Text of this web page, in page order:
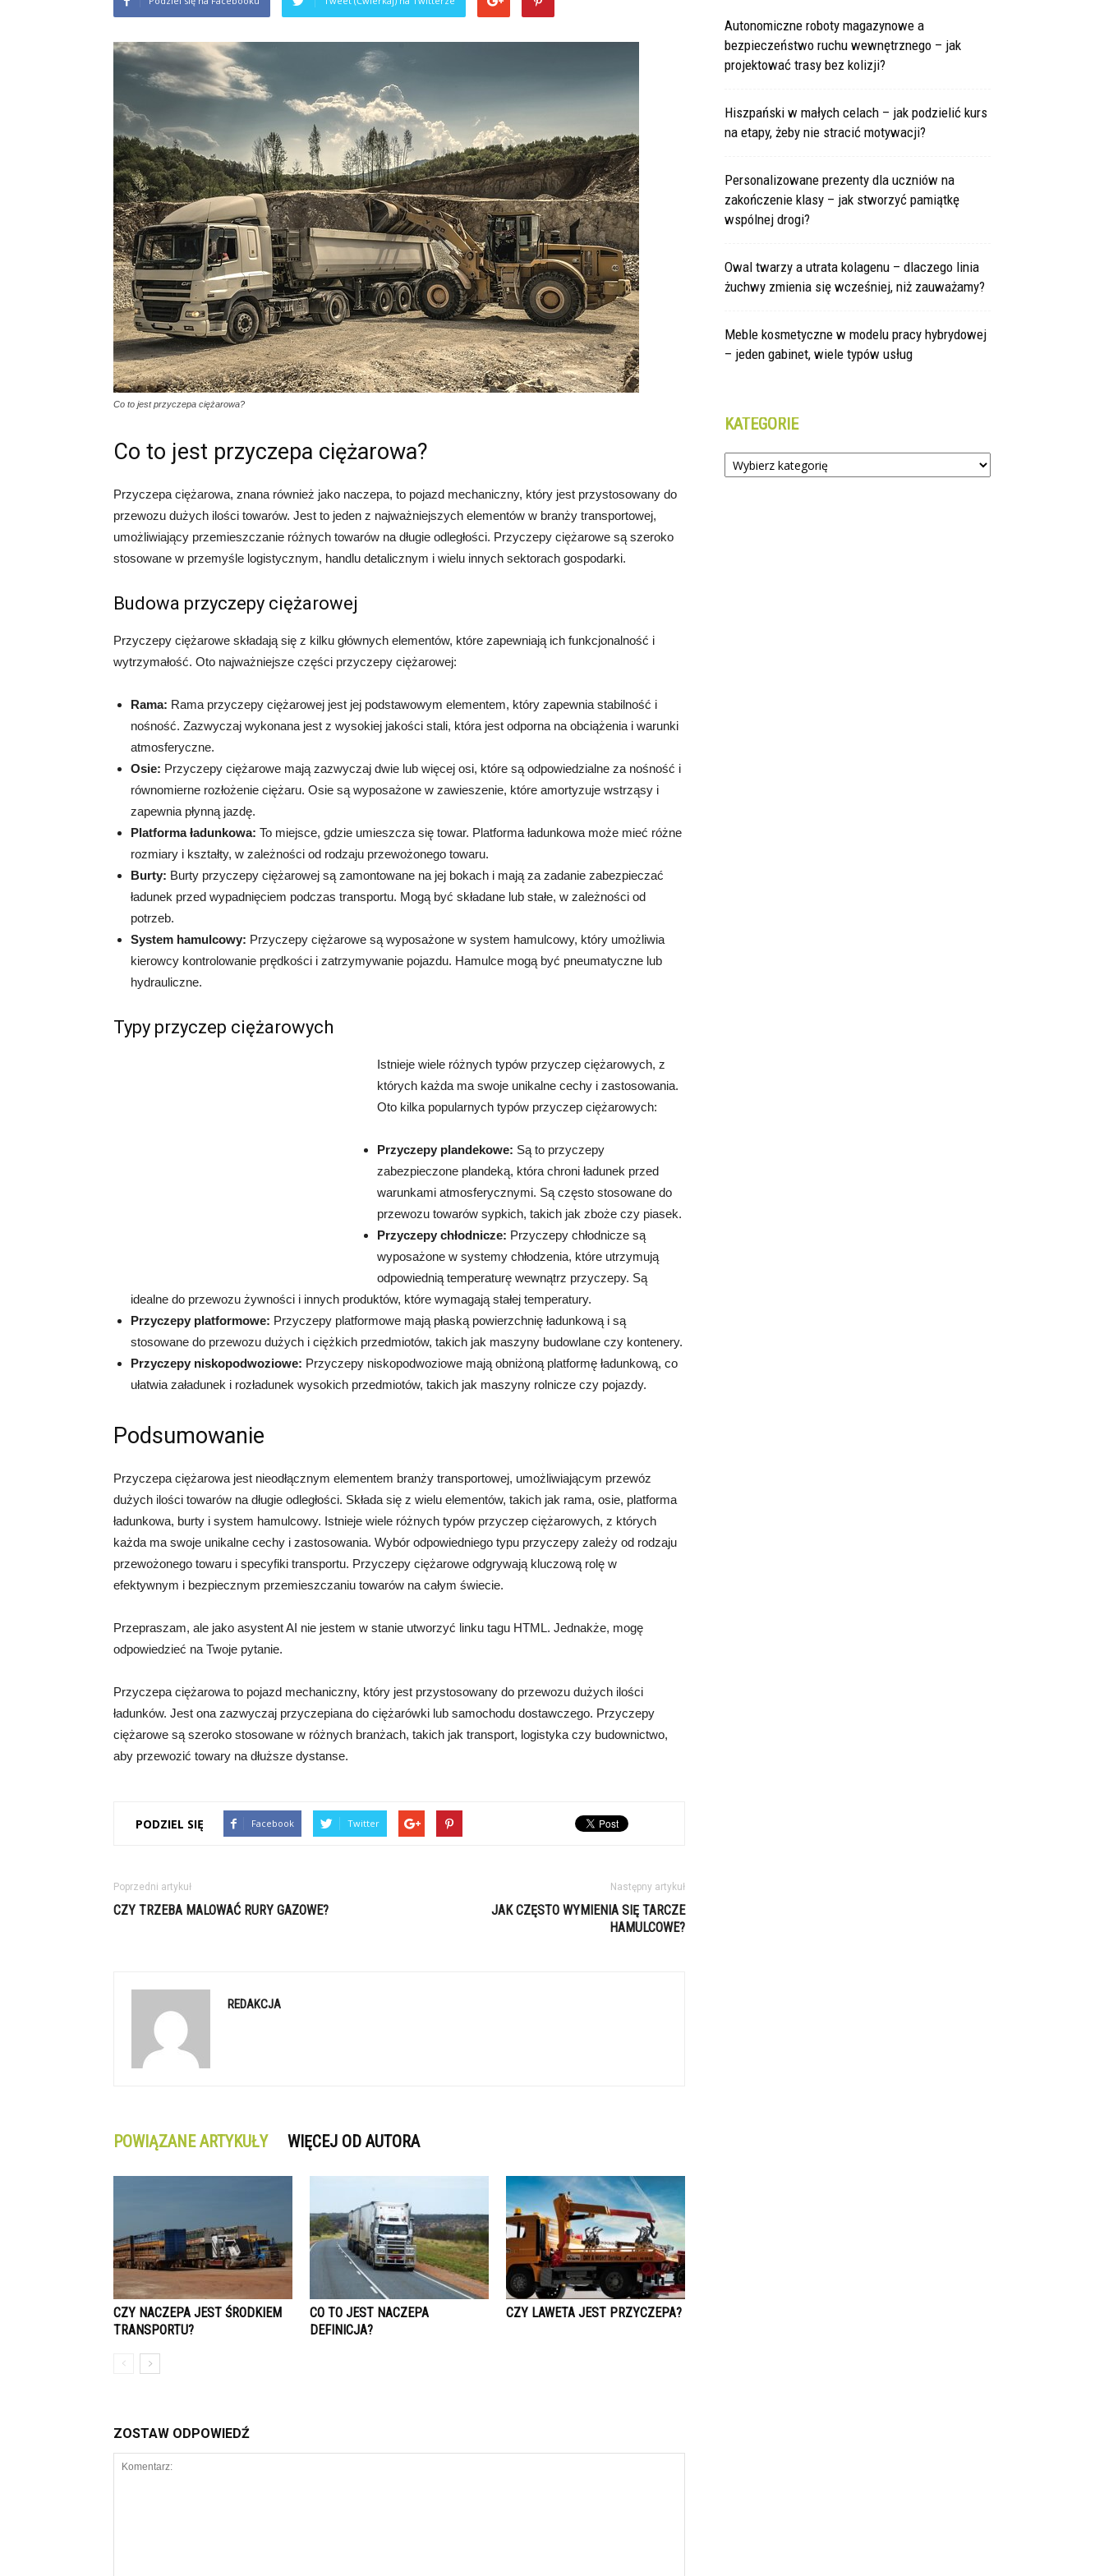
Co to jest przyczepa ciężarowa?
Co to jest przyczepa ciężarowa?
Przyczepa ciężarowa, znana również jako naczepa, to pojazd mechaniczny, który jest przystosowany do
przewozu dużych ilości towarów. Jest to jeden z najważniejszych elementów w branży transportowej,
umożliwiający przemieszczanie różnych towarów na długie odległości. Przyczepy ciężarowe są szeroko
stosowane w przemyśle logistycznym, handlu detalicznym i wielu innych sektorach gospodarki.
Budowa przyczepy ciężarowej
Przyczepy ciężarowe składają się z kilku głównych elementów, które zapewniają ich funkcjonalność i
wytrzymałość. Oto najważniejsze części przyczepy ciężarowej:
Rama: Rama przyczepy ciężarowej jest jej podstawowym elementem, który zapewnia stabilność i
nośność. Zazwyczaj wykonana jest z wysokiej jakości stali, która jest odporna na obciążenia i warunki
atmosferyczne.
Osie: Przyczepy ciężarowe mają zazwyczaj dwie lub więcej osi, które są odpowiedzialne za nośność i
równomierne rozłożenie ciężaru. Osie są wyposażone w zawieszenie, które amortyzuje wstrząsy i
zapewnia płynną jazdę.
Platforma ładunkowa: To miejsce, gdzie umieszcza się towar. Platforma ładunkowa może mieć różne
rozmiary i kształty, w zależności od rodzaju przewożonego towaru.
Burty: Burty przyczepy ciężarowej są zamontowane na jej bokach i mają za zadanie zabezpieczać
ładunek przed wypadnięciem podczas transportu. Mogą być składane lub stałe, w zależności od
potrzeb.
System hamulcowy: Przyczepy ciężarowe są wyposażone w system hamulcowy, który umożliwia
kierowcy kontrolowanie prędkości i zatrzymywanie pojazdu. Hamulce mogą być pneumatyczne lub
hydrauliczne.
Typy przyczep ciężarowych
Istnieje wiele różnych typów przyczep ciężarowych, z
których każda ma swoje unikalne cechy i zastosowania.
Oto kilka popularnych typów przyczep ciężarowych:
Przyczepy plandekowe: Są to przyczepy
zabezpieczone plandeką, która chroni ładunek przed
warunkami atmosferycznymi. Są często stosowane do
przewozu towarów sypkich, takich jak zboże czy piasek.
Przyczepy chłodnicze: Przyczepy chłodnicze są
wyposażone w systemy chłodzenia, które utrzymują
odpowiednią temperaturę wewnątrz przyczepy. Są
idealne do przewozu żywności i innych produktów, które wymagają stałej temperatury.
Przyczepy platformowe: Przyczepy platformowe mają płaską powierzchnię ładunkową i są
stosowane do przewozu dużych i ciężkich przedmiotów, takich jak maszyny budowlane czy kontenery.
Przyczepy niskopodwoziowe: Przyczepy niskopodwoziowe mają obniżoną platformę ładunkową, co
ułatwia załadunek i rozładunek wysokich przedmiotów, takich jak maszyny rolnicze czy pojazdy.
Podsumowanie
Przyczepa ciężarowa jest nieodłącznym elementem branży transportowej, umożliwiającym przewóz
dużych ilości towarów na długie odległości. Składa się z wielu elementów, takich jak rama, osie, platforma
ładunkowa, burty i system hamulcowy. Istnieje wiele różnych typów przyczep ciężarowych, z których
każda ma swoje unikalne cechy i zastosowania. Wybór odpowiedniego typu przyczepy zależy od rodzaju
przewożonego towaru i specyfiki transportu. Przyczepy ciężarowe odgrywają kluczową rolę w
efektywnym i bezpiecznym przemieszczaniu towarów na całym świecie.
Przepraszam, ale jako asystent AI nie jestem w stanie utworzyć linku tagu HTML. Jednakże, mogę
odpowiedzieć na Twoje pytanie.
Przyczepa ciężarowa to pojazd mechaniczny, który jest przystosowany do przewozu dużych ilości
ładunków. Jest ona zazwyczaj przyczepiana do ciężarówki lub samochodu dostawczego. Przyczepy
ciężarowe są szeroko stosowane w różnych branżach, takich jak transport, logistyka czy budownictwo,
aby przewozić towary na dłuższe dystanse.
PODZIEL SIĘ Facebook Twitter
Poprzedni artykuł
CZY TRZEBA MALOWAĆ RURY GAZOWE?
Następny artykuł
JAK CZĘSTO WYMIENIA SIĘ TARCZE
HAMULCOWE?
REDAKCJA
POWIĄZANE ARTYKUŁY WIĘCEJ OD AUTORA
CZY NACZEPA JEST ŚRODKIEM
TRANSPORTU?
CO TO JEST NACZEPA
DEFINICJA?
CZY LAWETA JEST PRZYCZEPA?
ZOSTAW ODPOWIEDŹ
Autonomiczne roboty magazynowe a
bezpieczeństwo ruchu wewnętrznego – jak
projektować trasy bez kolizji?
Hiszpański w małych celach – jak podzielić kurs
na etapy, żeby nie stracić motywacji?
Personalizowane prezenty dla uczniów na
zakończenie klasy – jak stworzyć pamiątkę
wspólnej drogi?
Owal twarzy a utrata kolagenu – dlaczego linia
żuchwy zmienia się wcześniej, niż zauważamy?
Meble kosmetyczne w modelu pracy hybrydowej
– jeden gabinet, wiele typów usług
KATEGORIE
Kategorie